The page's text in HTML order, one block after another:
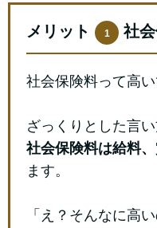
メリット 1 社
社会保険料って高い
ざっくりとした言い
社会保険料は給料
ます。
「え？そんなに高